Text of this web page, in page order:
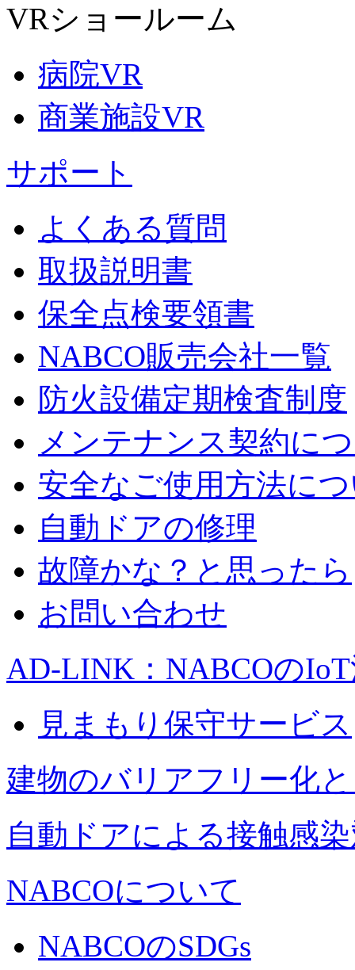
VRショールーム
病院VR
商業施設VR
サポート
よくある質問
取扱説明書
保全点検要領書
NABCO販売会社一覧
防火設備定期検査制度
メンテナンス契約に
安全なご使用方法に
自動ドアの修理
故障かな？と思ったら
お問い合わせ
AD-LINK：NABCOの
見まもり保守サービス
建物のバリアフリー化
自動ドアによる接触感
NABCOについて
NABCOのSDGs